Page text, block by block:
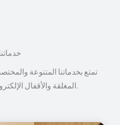
تمتع بخدماتنا المتنوعة